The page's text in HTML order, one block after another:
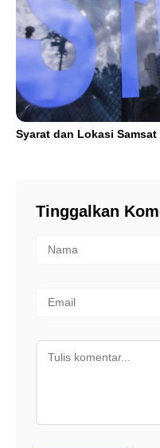
Syarat dan Lokasi
Tinggalkan